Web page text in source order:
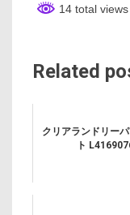
14 total views
Related
クリアランドリー
ト